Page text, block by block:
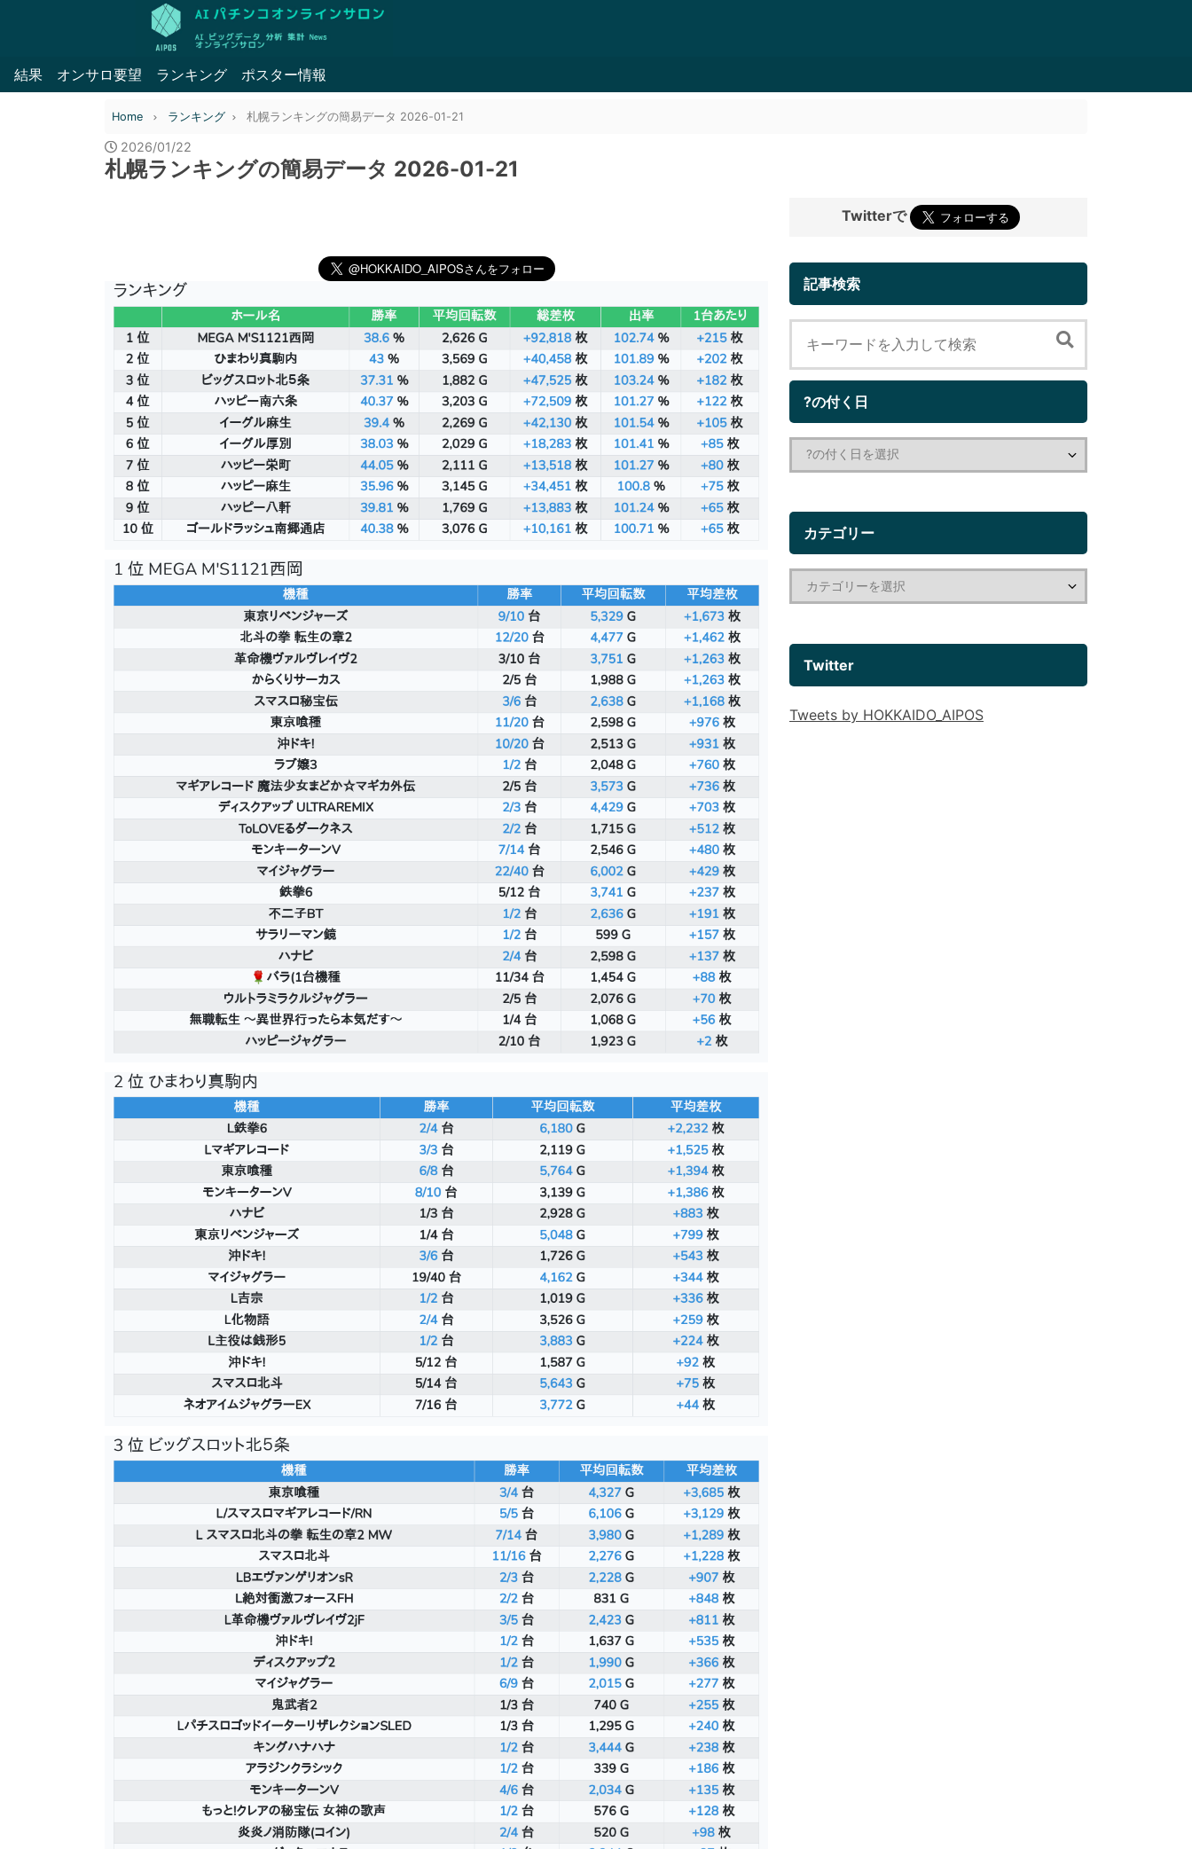
結果 オンサロ要望 ランキング ポスター情報
Home ランキング 札幌ランキングの簡易データ 2026-01-21
2026/01/22
札幌ランキングの簡易データ 2026-01-21
Twitterで
記事検索
?の付く日
カテゴリー
Twitter
Tweets by HOKKAIDO_AIPOS